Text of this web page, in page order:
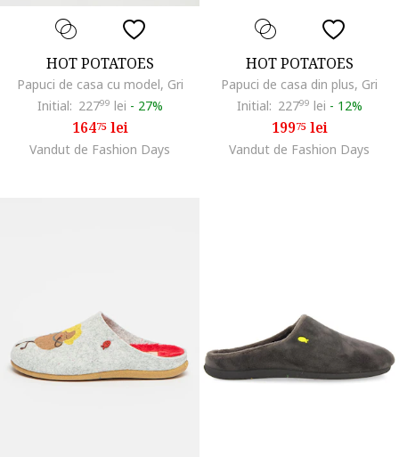
HOT POTATOES
Papuci de casa cu model, Gri
Initial: 22799 lei - 27%
16475lei
Vandut de Fashion Days
HOT POTATOES
Papuci de casa din plus, Gri
Initial: 22799 lei - 12%
19975lei
Vandut de Fashion Days